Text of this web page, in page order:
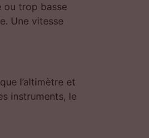
ou trop basse
Une vitesse
l’altimètre et
instruments, le